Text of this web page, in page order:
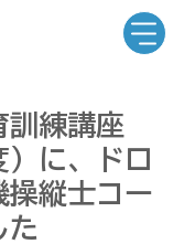
訓練講座
）に、ドロ
操縦士コー
た